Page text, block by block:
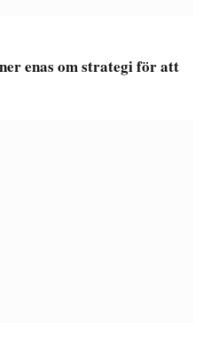
enas om strategi för att